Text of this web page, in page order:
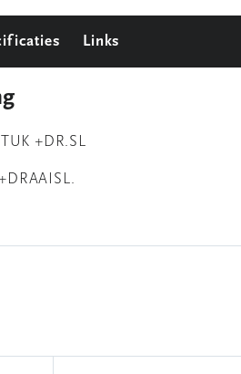
Links
+DR.SL